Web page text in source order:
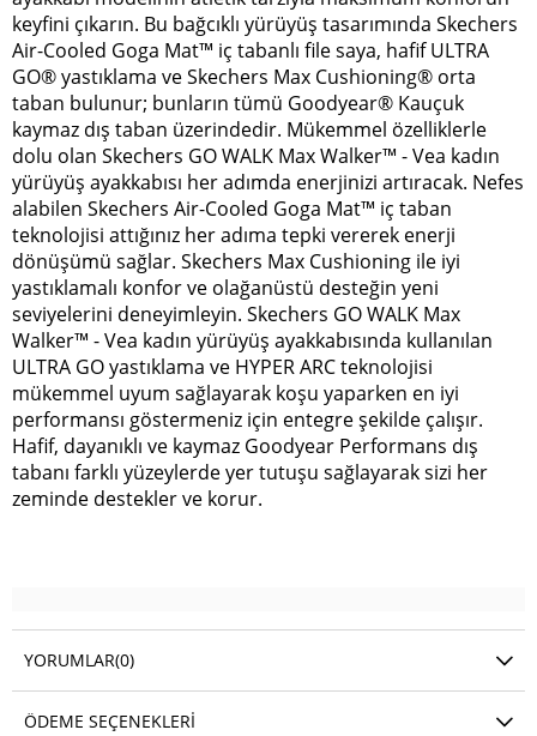
keyfini çıkarın. Bu bağcıklı yürüyüş tasarımında Skechers
Air-Cooled Goga Mat™ iç tabanlı file saya, hafif ULTRA
GO® yastıklama ve Skechers Max Cushioning® orta
taban bulunur; bunların tümü Goodyear® Kauçuk
kaymaz dış taban üzerindedir. Mükemmel özelliklerle
dolu olan Skechers GO WALK Max Walker™ - Vea kadın
yürüyüş ayakkabısı her adımda enerjinizi artıracak. Nefes
alabilen Skechers Air-Cooled Goga Mat™ iç taban
teknolojisi attığınız her adıma tepki vererek enerji
dönüşümü sağlar. Skechers Max Cushioning ile iyi
yastıklamalı konfor ve olağanüstü desteğin yeni
seviyelerini deneyimleyin. Skechers GO WALK Max
Walker™ - Vea kadın yürüyüş ayakkabısında kullanılan
ULTRA GO yastıklama ve HYPER ARC teknolojisi
mükemmel uyum sağlayarak koşu yaparken en iyi
performansı göstermeniz için entegre şekilde çalışır.
Hafif, dayanıklı ve kaymaz Goodyear Performans dış
tabanı farklı yüzeylerde yer tutuşu sağlayarak sizi her
zeminde destekler ve korur.
YORUMLAR(0)
ÖDEME SEÇENEKLERI